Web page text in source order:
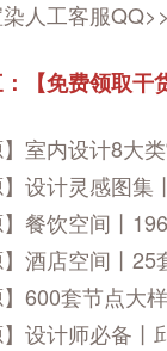
人工客服QQ>>
【免费领取
】室内设计8大
】设计灵感图
】餐饮空间丨
】酒店空间丨
】600套节点大
】设计师必备